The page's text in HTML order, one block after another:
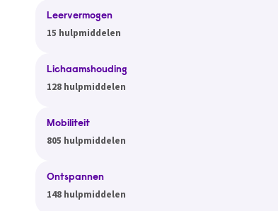
Leervermogen
15 hulpmiddelen
Lichaamshouding
128 hulpmiddelen
Mobiliteit
805 hulpmiddelen
Ontspannen
148 hulpmiddelen